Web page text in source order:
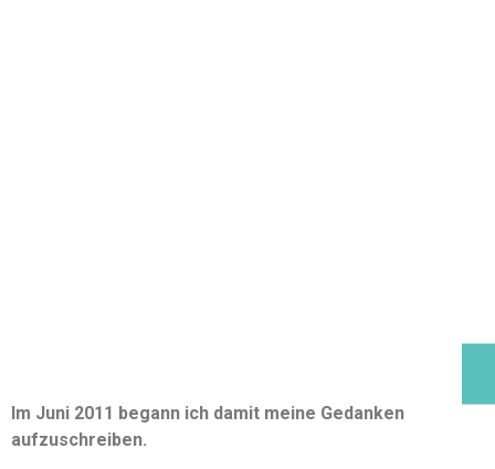
Im Juni 2011 begann ich damit meine Gedanken
aufzuschreiben.